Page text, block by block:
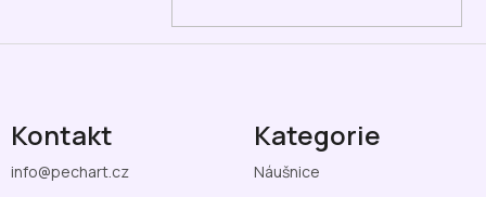
Kontakt
info@pechart.cz
Kategorie
Náušnice